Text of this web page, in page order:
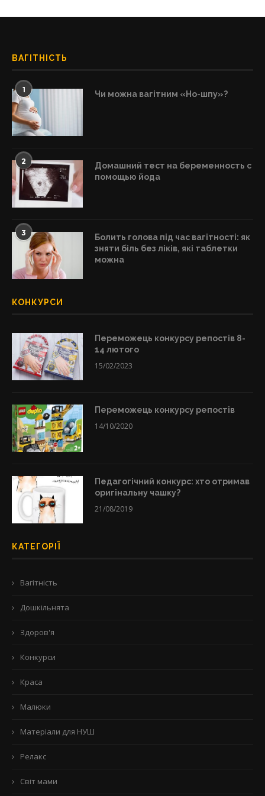
ВАГІТНІСТЬ
1 Чи можна вагітним «Но-шпу»?
2
Домашний тест на беременность с
помощью йода
3
Болить голова під час вагітності: як
зняти біль без ліків, які таблетки
можна
КОНКУРСИ
Переможець конкурсу репостів 8-
14 лютого
15/02/2023
Переможець конкурсу репостів
14/10/2020
Педагогічний конкурс: хто отримав
оригінальну чашку?
21/08/2019
КАТЕГОРІЇ
Вагітність
Дошкільнята
Здоров'я
Конкурси
Краса
Малюки
Матеріали для НУШ
Релакс
Світ мами